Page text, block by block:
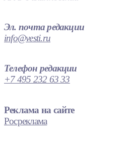
Эл. почта редакции
info@vesti.ru
Телефон редакции
+7 495 232 63 33
Реклама на сайте
Росреклама